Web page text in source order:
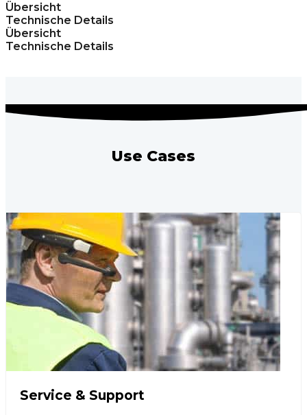
Übersicht
Technische Details
Übersicht
Technische Details
Use Cases
Service & Support